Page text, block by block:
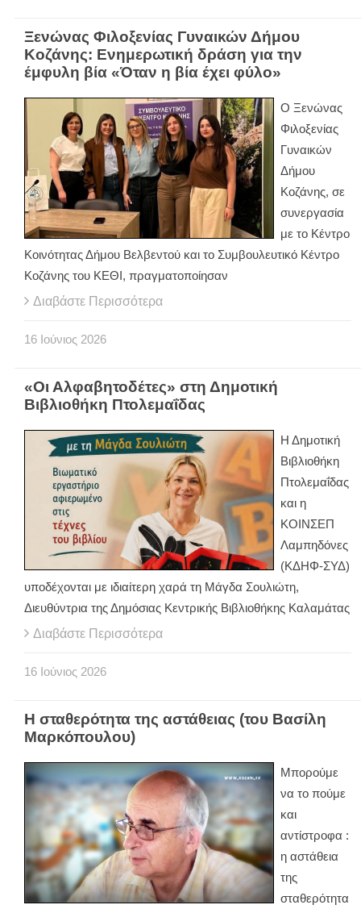
Ξενώνας Φιλοξενίας Γυναικών Δήμου
Κοζάνης: Ενημερωτική δράση για την
έμφυλη βία «Όταν η βία έχει φύλο»
Ο Ξενώνας
Φιλοξενίας
Γυναικών
Δήμου
Κοζάνης, σε
συνεργασία
με το Κέντρο
Κοινότητας Δήμου Βελβεντού και το Συμβουλευτικό Κέντρο
Κοζάνης του ΚΕΘΙ, πραγματοποίησαν
Διαβάστε Περισσότερα
16 Ιούνιος 2026
«Οι Αλφαβητοδέτες» στη Δημοτική
Βιβλιοθήκη Πτολεμαΐδας
Η Δημοτική
Βιβλιοθήκη
Πτολεμαΐδας
και η
ΚΟΙΝΣΕΠ
Λαμπηδόνες
(ΚΔΗΦ-ΣΥΔ)
υποδέχονται με ιδιαίτερη χαρά τη Μάγδα Σουλιώτη,
Διευθύντρια της Δημόσιας Κεντρικής Βιβλιοθήκης Καλαμάτας
Διαβάστε Περισσότερα
16 Ιούνιος 2026
Η σταθερότητα της αστάθειας (του Βασίλη
Μαρκόπουλου)
Μπορούμε
να το πούμε
και
αντίστροφα :
η αστάθεια
της
σταθερότητα